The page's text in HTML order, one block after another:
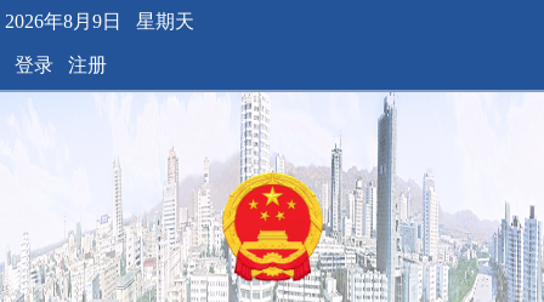
2026年8月9日 星期天
登录 注册